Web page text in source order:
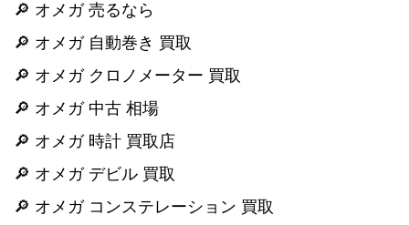
🔎 オメガ 売るなら
🔎 オメガ 自動巻き 買取
🔎 オメガ クロノメーター 買取
🔎 オメガ 中古 相場
🔎 オメガ 時計 買取店
🔎 オメガ デビル 買取
🔎 オメガ コンステレーション 買取